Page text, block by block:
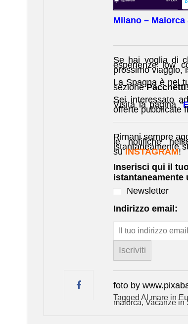
Milano – Maiorca
Se hai voglia di
esperienze low
prossimo viaggio,
La Spagna è nel
sezionePacchetti!
Sei interessato
Visita la pagina “
offerte pubblicate
Rimani sempre
le notifiche
istantaneamente
su INSTAGRAM!
Inserisci qui il
istantaneamente
Newsletter
Indirizzo email:
foto by
Tagged Al mare in
maiorca,Vacanze in